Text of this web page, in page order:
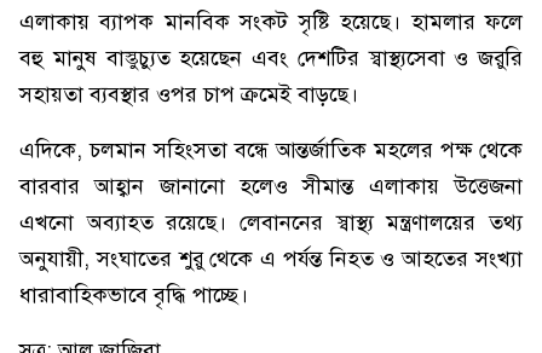
এলাকায় ব্যাপক মানবিক সংকট সৃষ্টি হয়েছে। হামলার ফলে
বহু মানুষ বাস্তুচ্যুত হয়েছেন এবং দেশটির স্বাস্থ্যসেবা ও জরুরি
সহায়তা ব্যবস্থার ওপর চাপ ক্রমেই বাড়ছে।
এদিকে, চলমান সহিংসতা বন্ধে আন্তর্জাতিক মহলের পক্ষ থেকে
বারবার আহ্বান জানানো হলেও সীমান্ত এলাকায় উত্তেজনা
এখনো অব্যাহত রয়েছে। লেবাননের স্বাস্থ্য মন্ত্রণালয়ের তথ্য
অনুযায়ী, সংঘাতের শুরু থেকে এ পর্যন্ত নিহত ও আহতের সংখ্যা
ধারাবাহিকভাবে বৃদ্ধি পাচ্ছে।